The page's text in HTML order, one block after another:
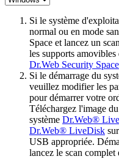
Si le système
normal ou en mode
Space et lancez un
les supports
Dr.Web Security Space
Si le démarrage du
veuillez modifier les
pour démarrer votre
Téléchargez l'image
système Dr.Web®
Dr.Web® LiveDisk
USB appropriée.
lancez le scan complet